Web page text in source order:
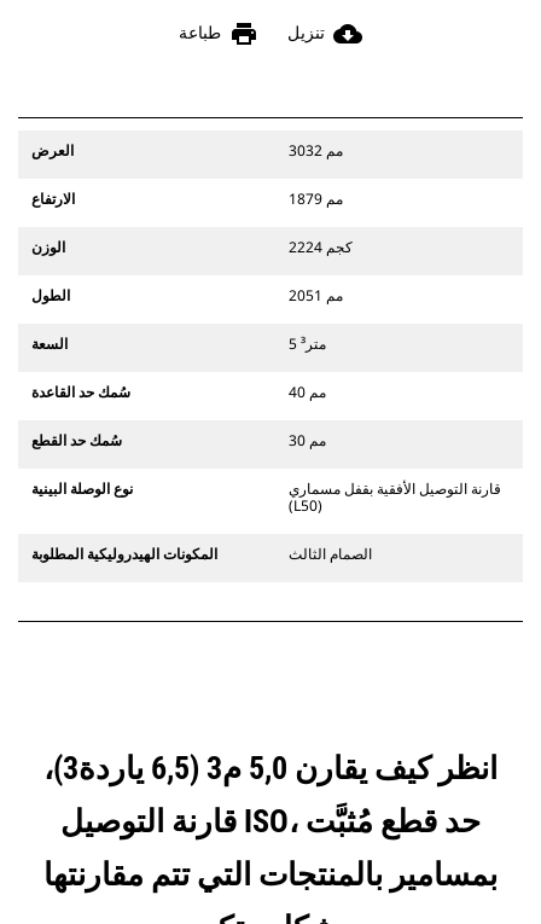
cloud_download تنزيل print طباعة
العرض 3032 مم
الارتفاع 1879 مم
الوزن 2224 كجم
الطول 2051 مم
السعة 5 متر³
سُمك حد القاعدة 40 مم
سُمك حد القطع 30 مم
نوع الوصلة البينية
قارنة التوصيل الأفقية بقفل مسماري
(L50)
المكونات الهيدروليكية المطلوبة الصمام الثالث
انظر كيف يقارن 5,0 م3 (6,5 ياردة3)،
قارنة التوصيل ISO، حد قطع مُثبَّت
بمسامير بالمنتجات التي تتم مقارنتها